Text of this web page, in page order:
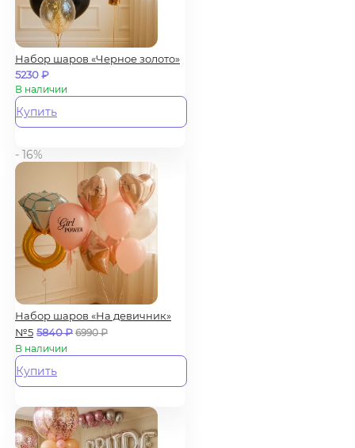
Набор шаров «Черное золото»
5230₽
В наличии
Купить
- 16%
Набор шаров «На девичник»
№5 5840₽ 6990₽
В наличии
Купить